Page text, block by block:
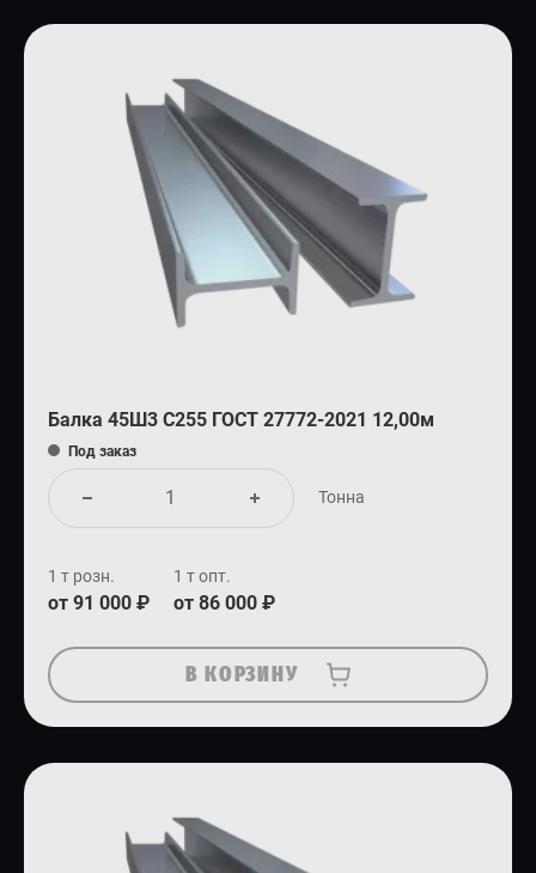
Балка 45Ш3 С255 ГОСТ 27772-2021 12,00м
Под заказ
Тонна
1 т розн.
от 91 000 ₽
1 т опт.
от 86 000 ₽
В КОРЗИНУ